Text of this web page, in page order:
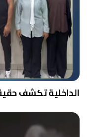
الداخلية تكشف